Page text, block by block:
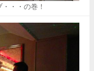
・・の巻！